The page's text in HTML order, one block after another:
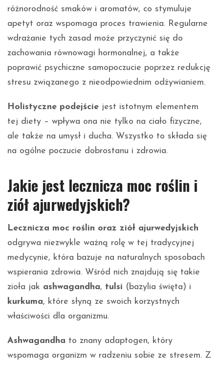
różnorodność smaków i aromatów, co stymuluje
apetyt oraz wspomaga proces trawienia. Regularne
wdrażanie tych zasad może przyczynić się do
zachowania równowagi hormonalnej, a także
poprawić psychiczne samopoczucie poprzez redukcję
stresu związanego z nieodpowiednim odżywianiem.
Holistyczne podejście jest istotnym elementem
tej diety – wpływa ona nie tylko na ciało fizyczne,
ale także na umysł i ducha. Wszystko to składa się
na ogólne poczucie dobrostanu i zdrowia.
Jakie jest lecznicza moc roślin i
ziół ajurwedyjskich?
Lecznicza moc roślin oraz ziół ajurwedyjskich
odgrywa niezwykle ważną rolę w tej tradycyjnej
medycynie, która bazuje na naturalnych sposobach
wspierania zdrowia. Wśród nich znajdują się takie
zioła jak ashwagandha, tulsi (bazylia święta) i
kurkuma, które słyną ze swoich korzystnych
właściwości dla organizmu.
Ashwagandha to znany adaptogen, który
wspomaga organizm w radzeniu sobie ze stresem. Z